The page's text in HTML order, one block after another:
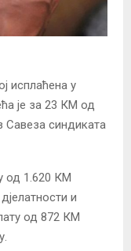
исплаћена у
је за 23 КМ од
Савеза синдиката
од 1.620 КМ
и
од 872 КМ